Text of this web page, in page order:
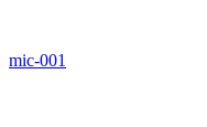
mic-001